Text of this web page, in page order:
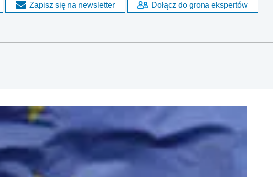
Zapisz się na newsletter Dołącz do grona ekspertów